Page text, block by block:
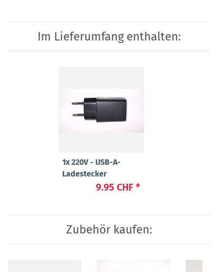
Im Lieferumfang enthalten:
1x 220V - USB-A-
Ladestecker
9.95 CHF *
Zubehör kaufen: